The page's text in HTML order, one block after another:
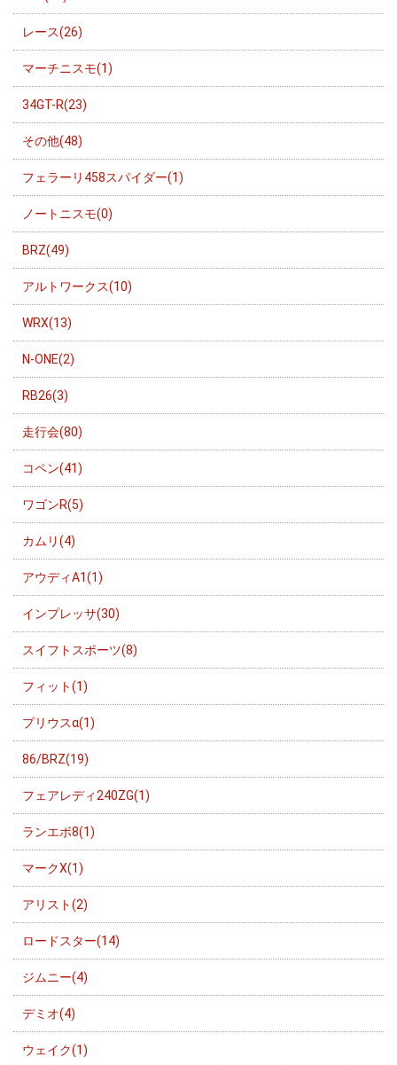
レース(26)
マーチニスモ(1)
34GT-R(23)
その他(48)
フェラーリ458スパイダー(1)
ノートニスモ(0)
BRZ(49)
アルトワークス(10)
WRX(13)
N-ONE(2)
RB26(3)
走行会(80)
コペン(41)
ワゴンR(5)
カムリ(4)
アウディA1(1)
インプレッサ(30)
スイフトスポーツ(8)
フィット(1)
プリウスα(1)
86/BRZ(19)
フェアレディ240ZG(1)
ランエボ8(1)
マークX(1)
アリスト(2)
ロードスター(14)
ジムニー(4)
デミオ(4)
ウェイク(1)